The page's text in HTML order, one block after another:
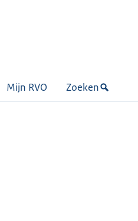
Mijn RVO Zoeken